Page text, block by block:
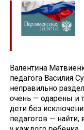
Валентина
педагога Василия
неправильно
очень — одарены и
дети без
педагогов — найти,